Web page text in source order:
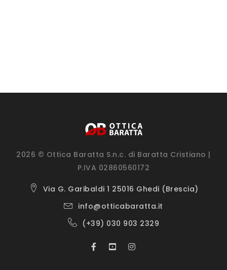
2026 © Ottica Baratta S.n.c. di Baratta Cristiano |
P.IVA 02860560172
Via G. Garibaldi 1 25016 Ghedi (Brescia)
info@otticabaratta.it
(+39) 030 903 2329